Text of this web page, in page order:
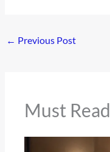
← Previous Post
Must Read